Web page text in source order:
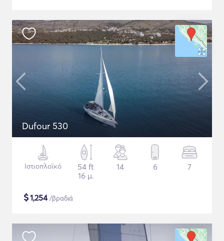
Dufour 530
Ιστιοπλοϊκό
54 ft
16 μ.
14 6 7
$1,254/βραδιά